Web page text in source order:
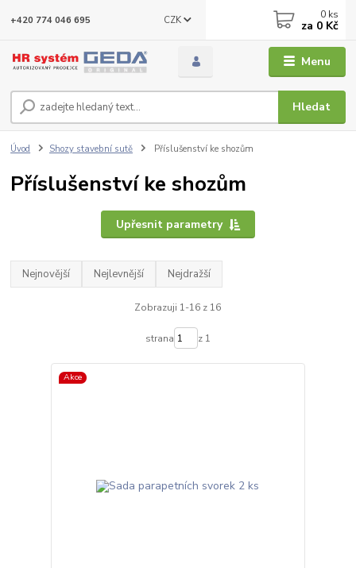
Menu
CZK
Hledat
+420 774 046 695 0 ks
za 0 Kč
Úvod Shozy stavební sutě Příslušenství ke shozům
Příslušenství ke shozům
Upřesnit parametry
Nejnovější Nejlevnější Nejdražší
Zobrazuji 1-16 z 16
strana z 1
Akce